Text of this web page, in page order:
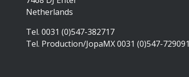
Netherlands
Tel. 0031 (0)547-382717
Tel. Production/JopaMX 0031 (0)547-729091